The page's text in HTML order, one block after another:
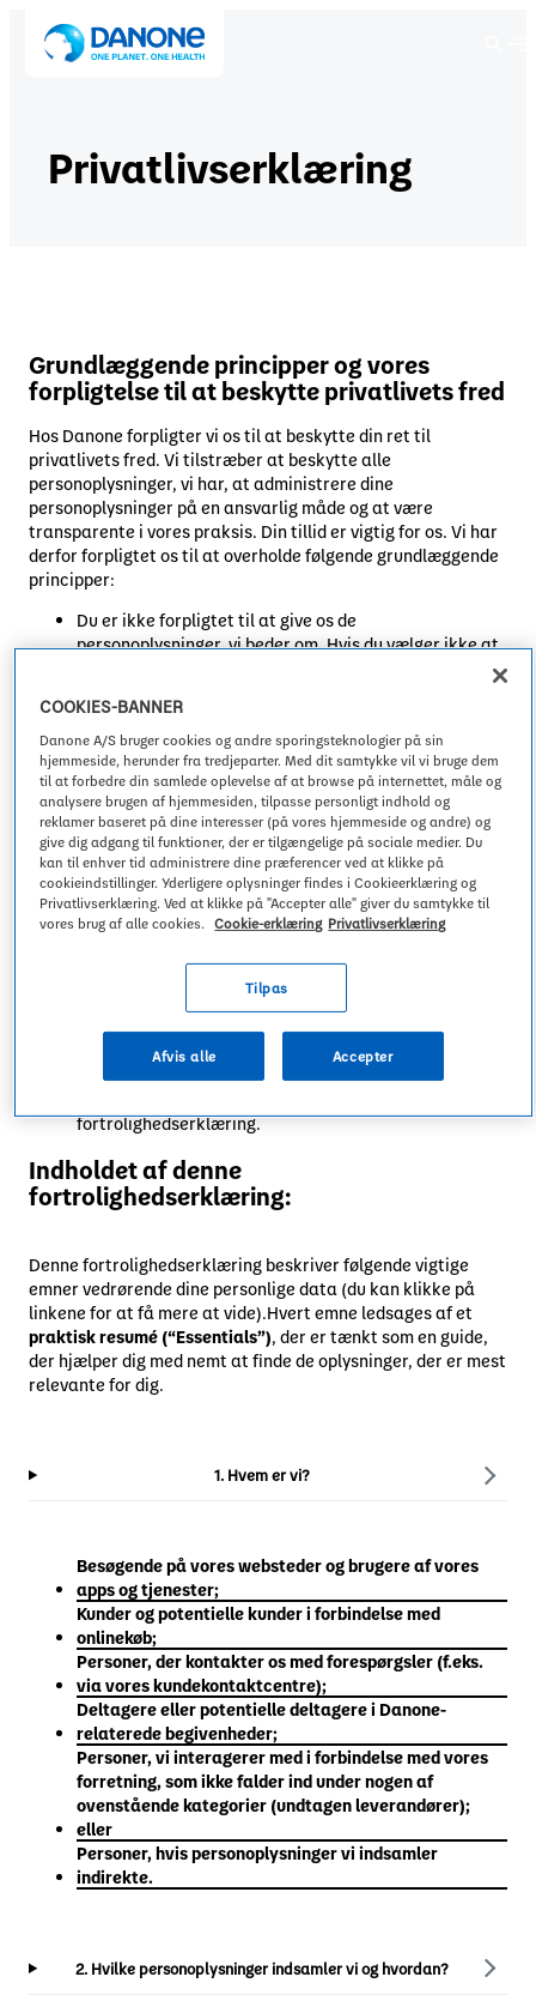
Danone global
Norwegian Estonian
Lithuania Latvia
Vil du skifte hjemmeside?
Main menu
Gruppe
Danones strategi
Danone i marken
Danone i Danmark
Main menu
Mærker
Activia
Alpro
Danette
Danio
Danonino
YoPRO
Naturlight mineralvand
Specialiseret ernæring
Main menu
Bæredygtighed
Sundhed
Natur
Mennesker og samfund
Main menu
Investorer
Publikationer og begivenheder
Aktionærer
Gæld og ratings
Bæredygtighed
Innovation
Investorer
Karriere
Privatlivserklæring
Grundlæggende principper og vores
forpligtelse til at beskytte privatlivets fred
Hos Danone forpligter vi os til at beskytte din ret til
privatlivets fred. Vi tilstræber at beskytte alle
personoplysninger, vi har, at administrere dine
personoplysninger på en ansvarlig måde og at være
transparente i vores praksis. Din tillid er vigtig for os. Vi har
derfor forpligtet os til at overholde følgende grundlæggende
principper:
Du er ikke forpligtet til at give os de
personoplysninger, vi beder om. Hvis du vælger ikke at
dig.
Vi indsamler og behandler kun dine data til de formål,
der er angivet i denne privatlivserklæring, eller til
specifikke formål, som vi deler med dig, og/eller som
du har givet samtykke til.
Vi tilstræber at indsamle, behandle og bruge så få
personoplysninger som muligt.
Når vi indsamler dine personlige oplysninger,
tilstræber vi at holde dem så nøjagtige og opdaterede
som muligt.
er nødvendige til noget formål, og vi ikke er lovmæssigt
forpligtet til at opbevare dem, vil vi gøre vores bedste
for at slette, destruere eller permanent anonymisere
Dine personoplysninger vil ikke blive delt, solgt, udlejet
fortrolighedserklæring.
Indholdet af denne
fortrolighedserklæring:
Denne fortrolighedserklæring beskriver følgende vigtige
emner vedrørende dine personlige data (du kan klikke på
linkene for at få mere at vide).Hvert emne ledsages af et
praktisk resumé (“Essentials”), der er tænkt som en guide,
der hjælper dig med nemt at finde de oplysninger, der er mest
relevante for dig.
1. Hvem er vi?
Besøgende på vores websteder og brugere af vores
apps og tjenester;
Kunder og potentielle kunder i forbindelse med
onlinekøb;
Personer, der kontakter os med forespørgsler (f.eks.
via vores kundekontaktcentre);
Deltagere eller potentielle deltagere i Danone-
relaterede begivenheder;
Personer, vi interagerer med i forbindelse med vores
forretning, som ikke falder ind under nogen af
ovenstående kategorier (undtagen leverandører);
eller
Personer, hvis personoplysninger vi indsamler
indirekte.
2. Hvilke personoplysninger indsamler vi og hvordan?
COOKIES-BANNER
Danone A/S bruger cookies og andre sporingsteknologier på sin
hjemmeside, herunder fra tredjeparter. Med dit samtykke vil vi bruge dem
til at forbedre din samlede oplevelse af at browse på internettet, måle og
analysere brugen af hjemmesiden, tilpasse personligt indhold og
reklamer baseret på dine interesser (på vores hjemmeside og andre) og
give dig adgang til funktioner, der er tilgængelige på sociale medier. Du
kan til enhver tid administrere dine præferencer ved at klikke på
cookieindstillinger. Yderligere oplysninger findes i Cookieerklæring og
Privatlivserklæring. Ved at klikke på "Accepter alle" giver du samtykke til
vores brug af alle cookies.
Cookie-erklæring Privatlivserklæring
Tilpas
Afvis alle Accepter